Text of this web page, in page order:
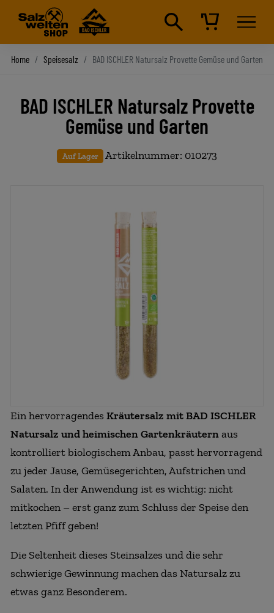
Home Speisesalz BAD ISCHLER Natursalz Provette Gemüse und Garten
BAD ISCHLER Natursalz Provette
Gemüse und Garten
Auf Lager Artikelnummer: 010273
Ein hervorragendes Kräutersalz mit BAD ISCHLER
Natursalz und heimischen Gartenkräuternaus
kontrolliert biologischem Anbau, passt hervorragend
zu jeder Jause, Gemüsegerichten, Aufstrichen und
Salaten. In der Anwendung ist es wichtig: nicht
mitkochen – erst ganz zum Schluss der Speise den
letzten Pfiff geben!
Die Seltenheit dieses Steinsalzes und die sehr
schwierige Gewinnung machen das Natursalz zu
etwas ganz Besonderem.